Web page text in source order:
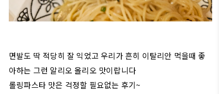
면발도 딱 적당히 잘 익었고 우리가 흔히 이탈리안 먹을때 좋
아하는 그런 알리오 올리오 맛이랍니다
롤링파스타 맛은 걱정할 필요없는 후기~